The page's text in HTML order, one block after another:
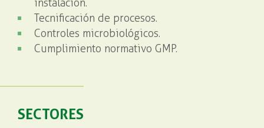
instalación.
Tecnificación de procesos.
Controles microbiológicos.
Cumplimiento normativo GMP.
SECTORES